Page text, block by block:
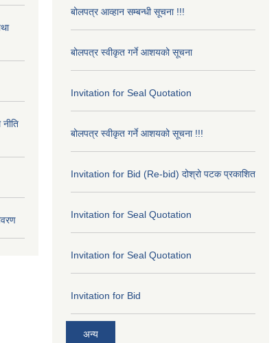
बोलपत्र आव्हान सम्बन्धी सूचना !!!
बोलपत्र स्वीकृत गर्ने आशयको सूचना
Invitation for Seal Quotation
बोलपत्र स्वीकृत गर्ने आशयको सूचना !!!
Invitation for Bid (Re-bid) दोश्रो पटक प्रकाशित
Invitation for Seal Quotation
Invitation for Seal Quotation
Invitation for Bid
अन्य